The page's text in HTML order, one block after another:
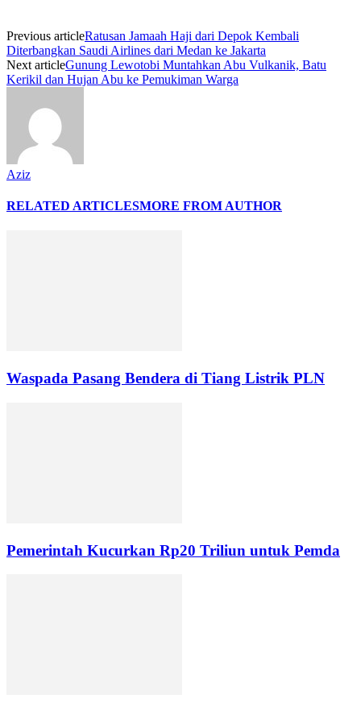
Previous articleRatusan Jamaah Haji dari Depok Kembali
Diterbangkan Saudi Airlines dari Medan ke Jakarta
Next articleGunung Lewotobi Muntahkan Abu Vulkanik, Batu
Kerikil dan Hujan Abu ke Pemukiman Warga
Aziz
RELATED ARTICLESMORE FROM AUTHOR
Waspada Pasang Bendera di Tiang Listrik PLN
Pemerintah Kucurkan Rp20 Triliun untuk Pemda